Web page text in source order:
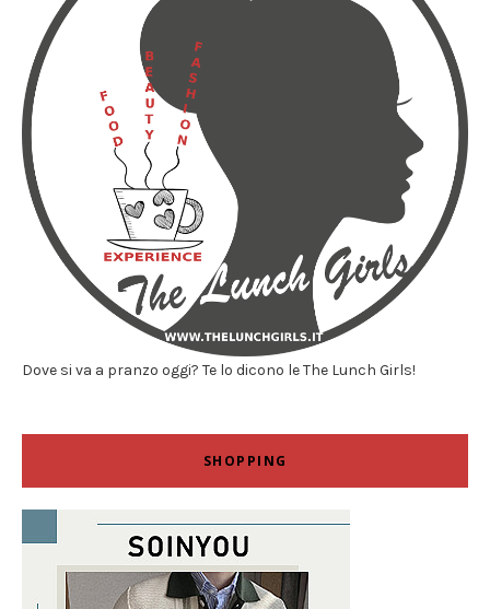
Dove si va a pranzo oggi? Te lo dicono le The Lunch Girls!
SHOPPING